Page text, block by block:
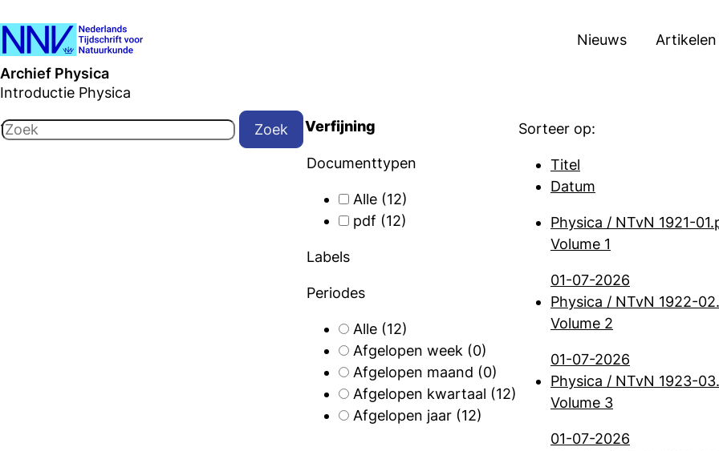
Nieuws Artikelen
Archief Physica
Introductie Physica
12 documenten gevonden Zoek Verfijning
Documenttypen
Alle (12)
pdf (12)
Labels
Periodes
Alle (12)
Afgelopen week (0)
Afgelopen maand (0)
Afgelopen kwartaal (12)
Afgelopen jaar (12)
Sorteer op:
Titel
Datum
Physica / NTvN 1921-
Volume 1
01-07-2026
Physica / NTvN 1922-
Volume 2
01-07-2026
Physica / NTvN 1923-
Volume 3
01-07-2026